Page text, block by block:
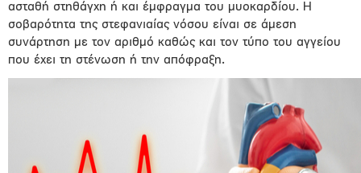
ασταθή στηθάγχη ή και έμφραγμα του μυοκαρδίου. Η
σοβαρότητα της στεφανιαίας νόσου είναι σε άμεση
συνάρτηση με τον αριθμό καθώς και τον τύπο του αγγείου
που έχει τη στένωση ή την απόφραξη.